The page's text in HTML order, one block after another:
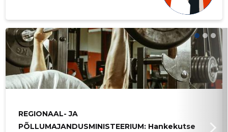
REGIONAAL- JA
PÕLLUMAJANDUSMINISTEERIUM: Hankekutse
Sinu nimi
Sinu kommentaar
Sinu kommentaar